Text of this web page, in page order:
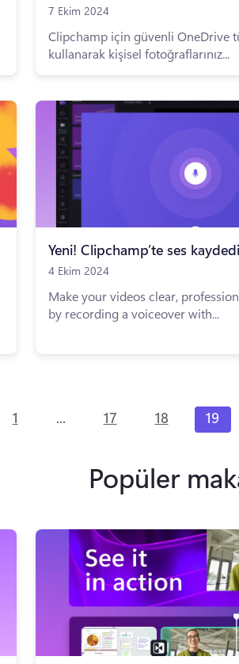
7 Ekim 2024
Clipchamp için güvenli OneDrive
kullanarak kişisel fotoğraflarınız...
Yeni! Clipchamp’te ses
4 Ekim 2024
Make your videos clear,
by recording a voiceover with...
1 ... 17 18 19
Popüler